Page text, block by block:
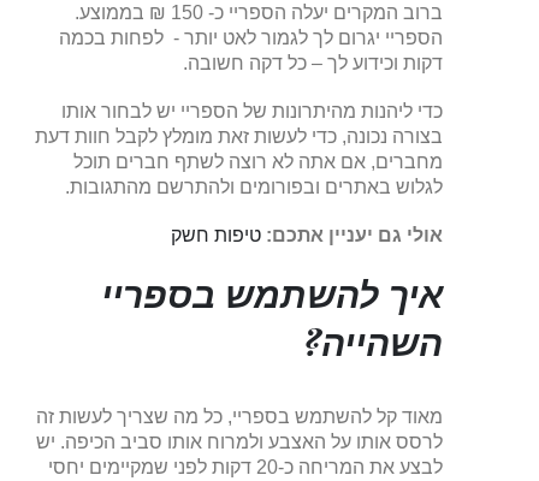
ברוב המקרים יעלה הספריי כ- 150 ₪ בממוצע.
הספריי יגרום לך לגמור לאט יותר - לפחות בכמה
דקות וכידוע לך – כל דקה חשובה.
כדי ליהנות מהיתרונות של הספריי יש לבחור אותו
בצורה נכונה, כדי לעשות זאת מומלץ לקבל חוות דעת
מחברים, אם אתה לא רוצה לשתף חברים תוכל
לגלוש באתרים ובפורומים ולהתרשם מהתגובות.
אולי גם יעניין אתכם: טיפות חשק
איך להשתמש בספריי
השהייה?
מאוד קל להשתמש בספריי, כל מה שצריך לעשות זה
לרסס אותו על האצבע ולמרוח אותו סביב הכיפה. יש
לבצע את המריחה כ-20 דקות לפני שמקיימים יחסי